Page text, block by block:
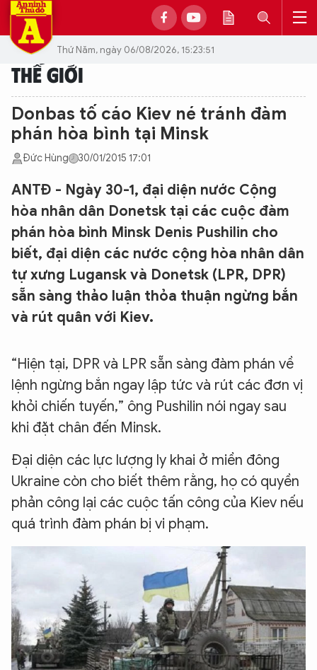
Thứ Năm, ngày 06/08/2026, 15:23:51
THẾ GIỚI
Donbas tố cáo Kiev né tránh đàm
phán hòa bình tại Minsk
Đức Hùng 30/01/2015 17:01
ANTĐ - Ngày 30-1, đại diện nước Cộng
hòa nhân dân Donetsk tại các cuộc đàm
phán hòa bình Minsk Denis Pushilin cho
biết, đại diện các nước cộng hòa nhân dân
tự xưng Lugansk và Donetsk (LPR, DPR)
sẵn sàng thảo luận thỏa thuận ngừng bắn
và rút quân với Kiev.
“Hiện tại, DPR và LPR sẵn sàng đàm phán về
lệnh ngừng bắn ngay lập tức và rút các đơn vị
khỏi chiến tuyến,” ông Pushilin nói ngay sau
khi đặt chân đến Minsk.
Đại diện các lực lượng ly khai ở miền đông
Ukraine còn cho biết thêm rằng, họ có quyền
phản công lại các cuộc tấn công của Kiev nếu
quá trình đàm phán bị vi phạm.